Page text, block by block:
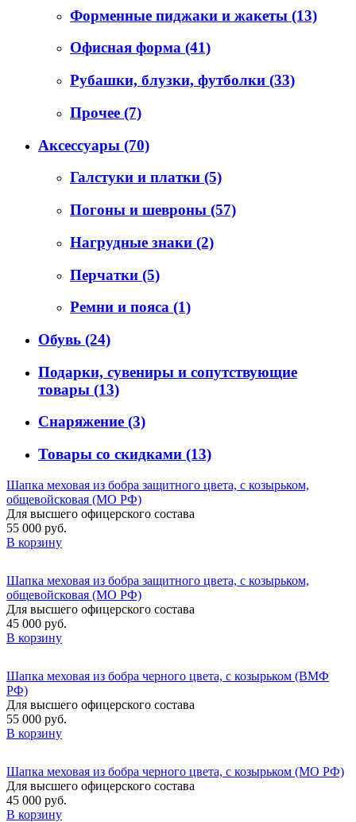
Форменные пиджаки и жакеты (13)
Офисная форма (41)
Рубашки, блузки, футболки (33)
Прочее (7)
Аксессуары (70)
Галстуки и платки (5)
Погоны и шевроны (57)
Нагрудные знаки (2)
Перчатки (5)
Ремни и пояса (1)
Обувь (24)
Подарки, сувениры и сопутствующие
товары (13)
Снаряжение (3)
Товары со скидками (13)
Шапка меховая из бобра защитного цвета, с козырьком,
общевойсковая (МО РФ)
Для высшего офицерского состава
55 000 руб.
В корзину
Шапка меховая из бобра защитного цвета, с козырьком,
общевойсковая (МО РФ)
Для высшего офицерского состава
45 000 руб.
В корзину
Шапка меховая из бобра черного цвета, с козырьком (ВМФ
РФ)
Для высшего офицерского состава
55 000 руб.
В корзину
Шапка меховая из бобра черного цвета, с козырьком (МО РФ)
Для высшего офицерского состава
45 000 руб.
В корзину